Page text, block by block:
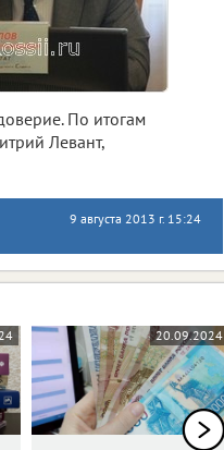
По итогам
Левант,
9 августа 2013 г. 15:24
20.09.2024